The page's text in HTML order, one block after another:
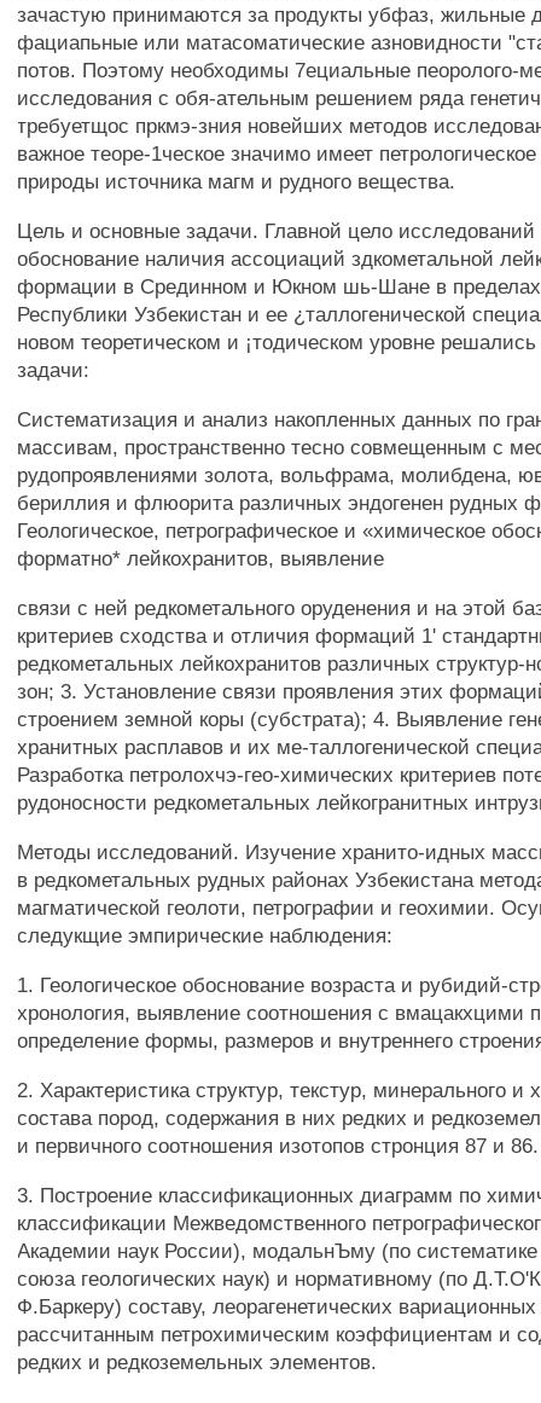
зачастую принимаются за продукты убфаз, жильные
фациапьные или матасоматические азновидности
потов. Поэтому необходимы 7ециальные пеоролого-
исследования с обя-ательным решением ряда
требуетщос пркмэ-зния новейших методов
важное теоре-1ческое значимо имеет
природы источника магм и рудного вещества.
Цель и основные задачи. Главной цело исследований
обоснование наличия ассоциаций здкометальной
формации в Срединном и Юкном шь-Шане в пределах
Республики Узбекистан и ее ¿таллогенической
новом теоретическом и ¡тодическом уровне
задачи:
Систематизация и анализ накопленных данных по
массивам, пространственно тесно совмещенным с
рудопроявлениями золота, вольфрама, молибдена,
бериллия и флюорита различных эндогенен рудных
Геологическое, петрографическое и «химическое
форматно* лейкохранитов, выявление
связи с ней редкометального оруденения и на этой
критериев сходства и отличия формаций 1'
редкометальных лейкохранитов различных
зон; 3. Установление связи проявления этих
строением земной коры (субстрата); 4. Выявление
хранитных расплавов и их ме-таллогенической
Разработка петролохчэ-гео-химических критериев
рудоносности редкометальных лейкогранитных
Методы исследований. Изучение хранито-идных
в редкометальных рудных районах Узбекистана
магматической геолоти, петрографии и геохимии.
следукщие эмпирические наблюдения:
1. Геологическое обоснование возраста и рубидий-
хронология, выявление соотношения с вмацакхцими
определение формы, размеров и внутреннего
2. Характеристика структур, текстур, минерального и
состава пород, содержания в них редких и
и первичного соотношения изотопов стронция 87 и 86.
3. Построение классификационных диаграмм по
классификации Межведомственного
Академии наук России), модальнЪму (по
союза геологических наук) и нормативному (по
Ф.Баркеру) составу, леорагенетических
рассчитанным петрохимическим коэффициентам и
редких и редкоземельных элементов.